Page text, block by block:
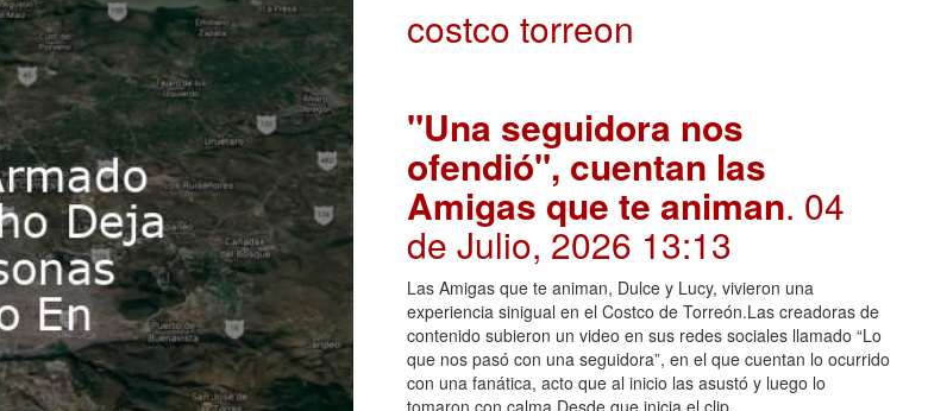
costco torreon
"Una seguidora nos
ofendió", cuentan las
Amigas que te animan. 04
de Julio, 2026 13:13
Las Amigas que te animan, Dulce y Lucy, vivieron una
experiencia sinigual en el Costco de Torreón.Las creadoras de
contenido subieron un video en sus redes sociales llamado “Lo
que nos pasó con una seguidora”, en el que cuentan lo ocurrido
con una fanática, acto que al inicio las asustó y luego lo
tomaron con calma.Desde que inicia el clip,